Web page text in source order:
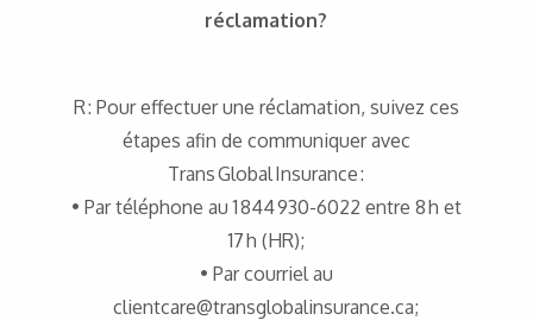
réclamation?
R : Pour effectuer une réclamation, suivez ces
étapes afin de communiquer avec
Trans Global Insurance :
• Par téléphone au 1 844 930-6022 entre 8 h et
17 h (HR);
• Par courriel au
clientcare@transglobalinsurance.ca;